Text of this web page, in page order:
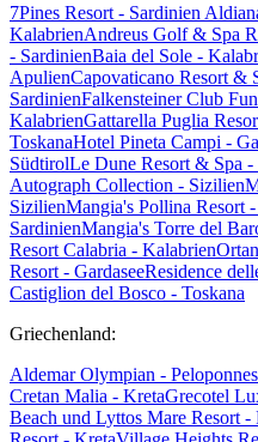
7Pines Resort - Sardinien
KalabrienAndreus Golf & Spa
- SardinienBaia del Sole -
ApulienCapovaticano Resort &
SardinienFalkensteiner Club
KalabrienGattarella Puglia
ToskanaHotel Pineta Campi -
SüdtirolLe Dune Resort & Spa -
Autograph Collection - Sizilien
SizilienMangia's Pollina Resort
SardinienMangia's Torre del
Resort Calabria - Kalabrien
Resort - GardaseeResidence
Castiglion del Bosco - Toskana
Griechenland:
Aldemar Olympian - Peloponnes
Cretan Malia - KretaGrecotel
Beach und Lyttos Mare Resort -